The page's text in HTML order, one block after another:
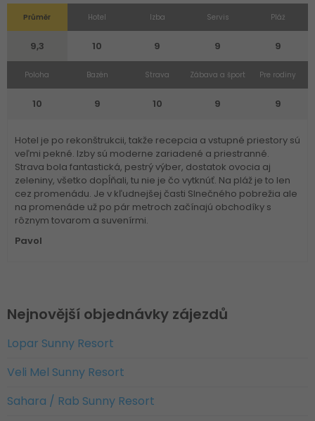
Průměr
9,3
Hotel
10
Izba
9
Servis
9
Pláž
9
Poloha
10
Bazén
9
Strava
10
Zábava a šport
9
Pre rodiny
9
Hotel je po rekonštrukcii, takže recepcia a vstupné priestory sú
veľmi pekné. Izby sú moderne zariadené a priestranné.
Strava bola fantastická, pestrý výber, dostatok ovocia aj
zeleniny, všetko dopĺňali, tu nie je čo vytknúť. Na pláž je to len
cez promenádu. Je v kľudnejšej časti Slnečného pobrežia ale
na promenáde už po pár metroch začínajú obchodíky s
rôznym tovarom a suvenírmi.
Pavol
Nejnovější objednávky zájezdů
Lopar Sunny Resort
Veli Mel Sunny Resort
Sahara / Rab Sunny Resort